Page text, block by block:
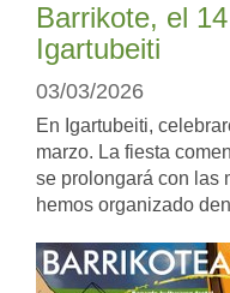
Barrikote, el
Igartubeiti
03/03/2026
En Igartubeiti,
marzo. La fiesta
se prolongará con las
hemos organizado